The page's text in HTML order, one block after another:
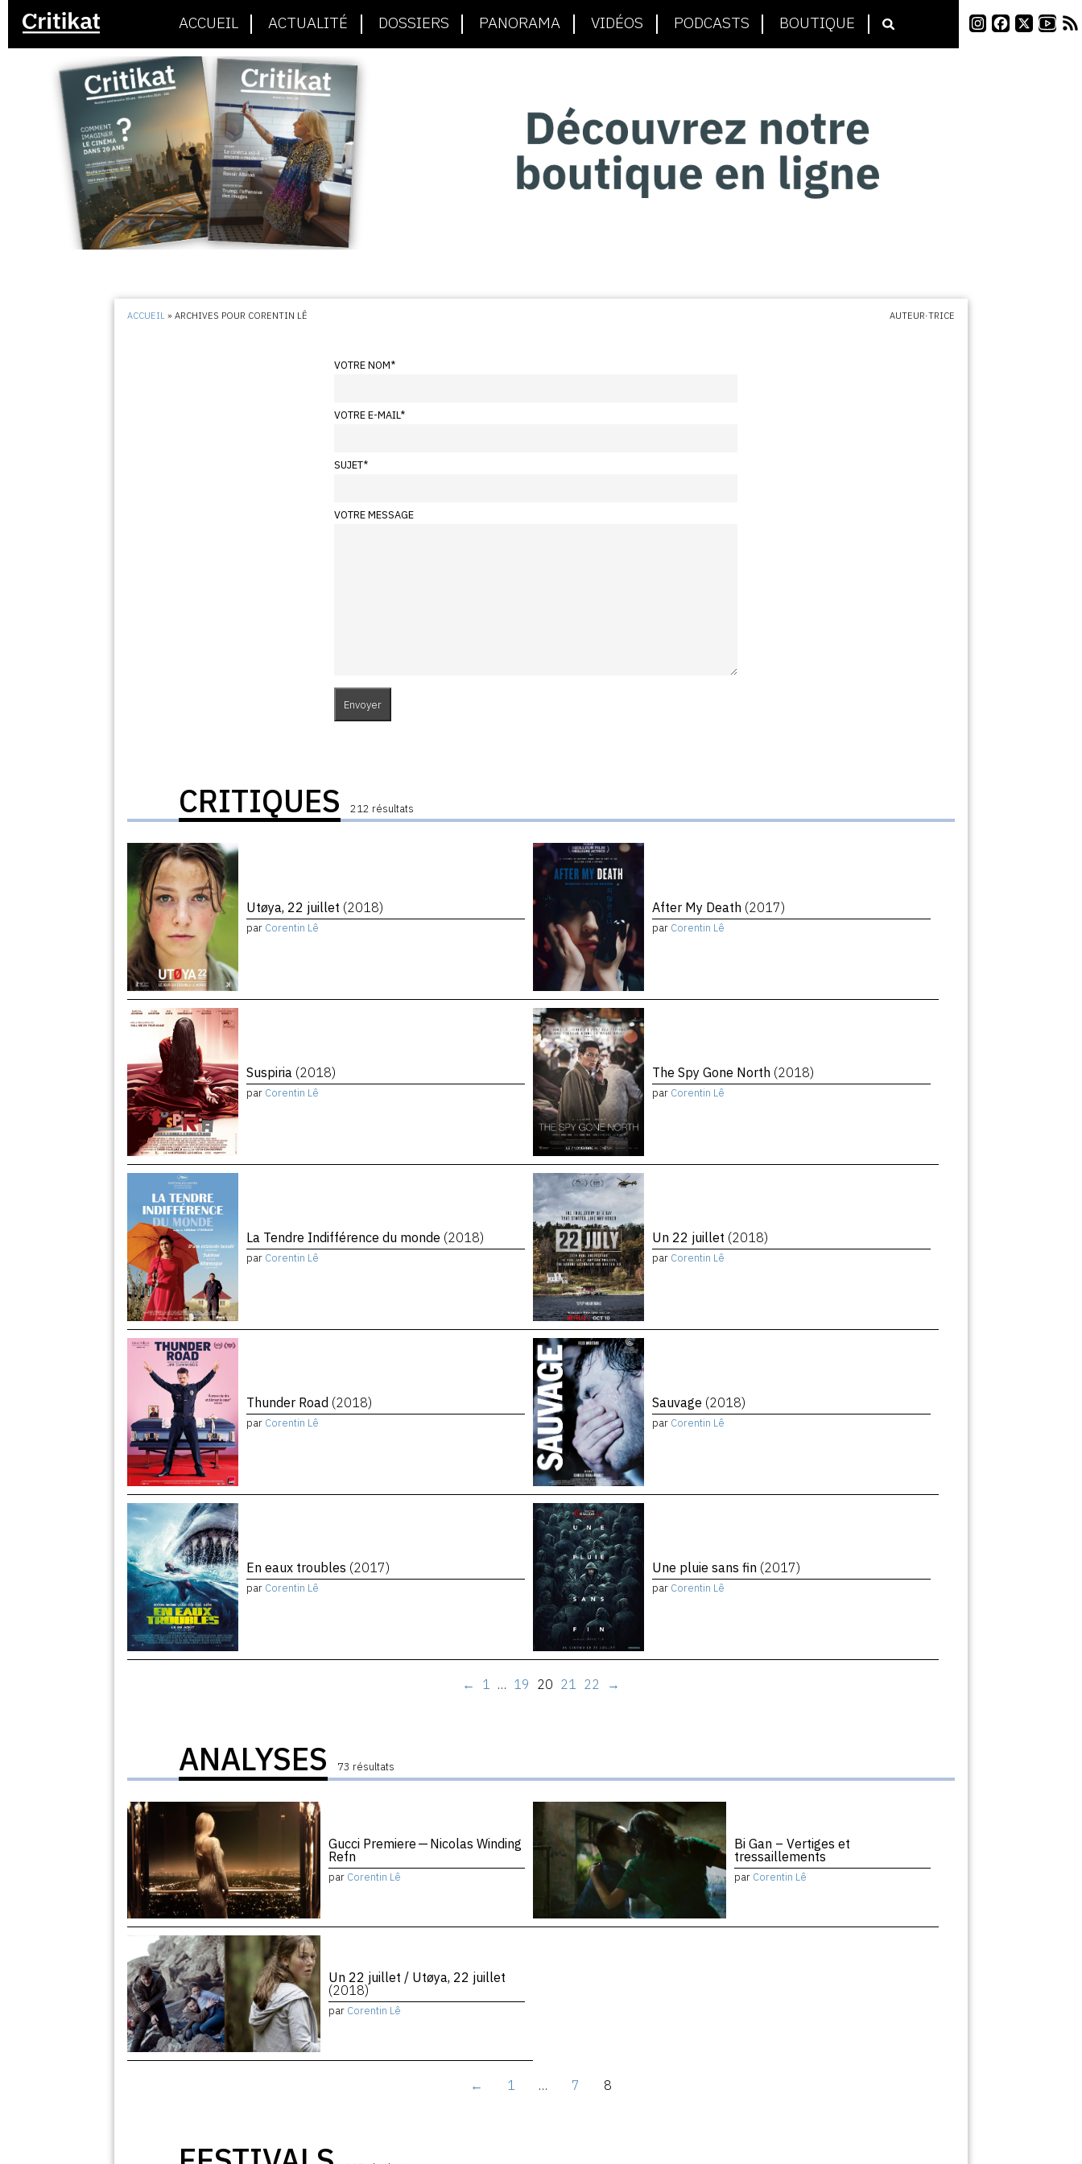
ACCUEIL ACTUALITÉ DOSSIERS PANORAMA VIDÉOS PODCASTS BOUTIQUE
ACCUEIL »ARCHIVES POUR CORENTIN LÊ AUTEUR·TRICE
VOTRE NOM*
VOTRE E-MAIL*
SUJET*
VOTRE MESSAGE
CRITIQUES 212 résultats
Utøya, 22 juillet (2018)
par Corentin Lê
After My Death (2017)
par Corentin Lê
Suspiria (2018)
par Corentin Lê
The Spy Gone North (2018)
par Corentin Lê
La Tendre Indifférence du monde (2018)
par Corentin Lê
Un 22 juillet (2018)
par Corentin Lê
Thunder Road (2018)
par Corentin Lê
Sauvage (2018)
par Corentin Lê
En eaux troubles (2017)
par Corentin Lê
Une pluie sans fin (2017)
par Corentin Lê
← 1 … 19 20 21 22 →
ANALYSES 73 résultats
Gucci Premiere — Nicolas Winding
Refn
par Corentin Lê
Bi Gan – Vertiges et
tressaillements
par Corentin Lê
Un 22 juillet / Utøya, 22 juillet
(2018)
par Corentin Lê
← 1 … 7 8